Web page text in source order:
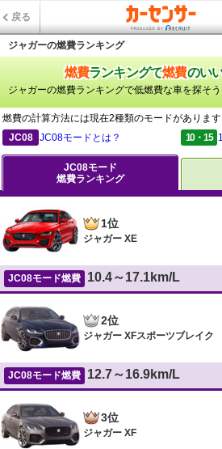
戻る
ジャガーの燃費ランキング
燃費ランキングで燃費のい
ジャガーの燃費ランキングで低燃費な車を探そう
燃費の計算方法には現在2種類のモードがあります
JC08
JC08モードとは？ 10・15
JC08モード
燃費ランキング
1位
ジャガー XE
JC08モード燃費 10.4～17.1km/L
2位
ジャガー XFスポーツブレイク
JC08モード燃費 12.7～16.9km/L
3位
ジャガー XF